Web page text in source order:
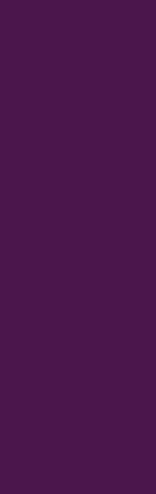
O que a Mast
Quais tipos
Atendem
Vocês fazem